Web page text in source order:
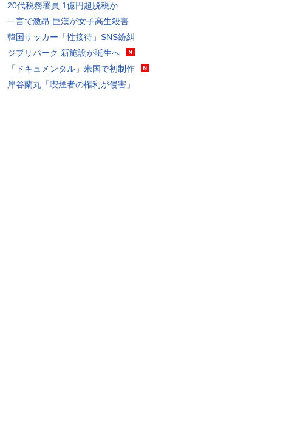
20代税務署員 1億円超脱税か
一言で激昂 巨漢が女子高生殺害
韓国サッカー「性接待」SNS紛糾
ジブリパーク 新施設が誕生へ
「ドキュメンタル」米国で初制作
岸谷蘭丸「喫煙者の権利が侵害」